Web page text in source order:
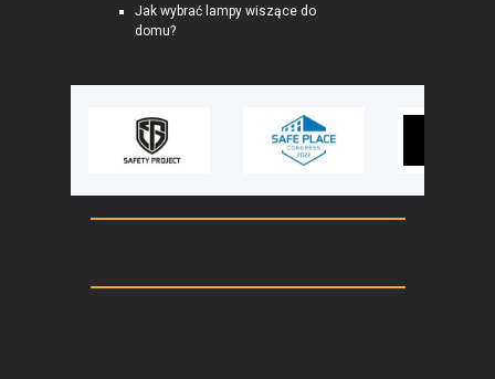
Jak wybrać lampy wiszące do
domu?